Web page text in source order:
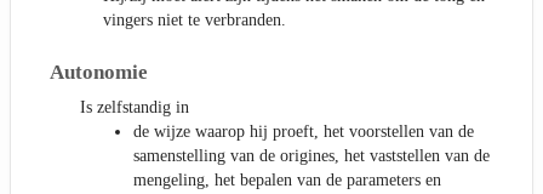
vingers niet te verbranden.
Autonomie
Is zelfstandig in
de wijze waarop hij proeft, het voorstellen van de
samenstelling van de origines, het vaststellen van de
mengeling, het bepalen van de parameters en